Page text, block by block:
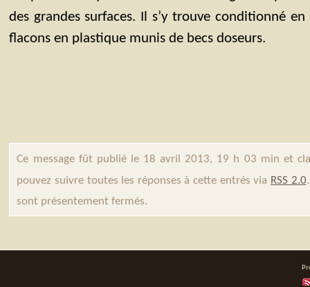
des grandes surfaces. Il s’y trouve conditionné
flacons en plastique munis de becs doseurs.
Ce message fût publié le 18 avril 2013, 19 h 03 min et
pouvez suivre toutes les réponses à cette entrés via RSS 2.0
sont présentement fermés.